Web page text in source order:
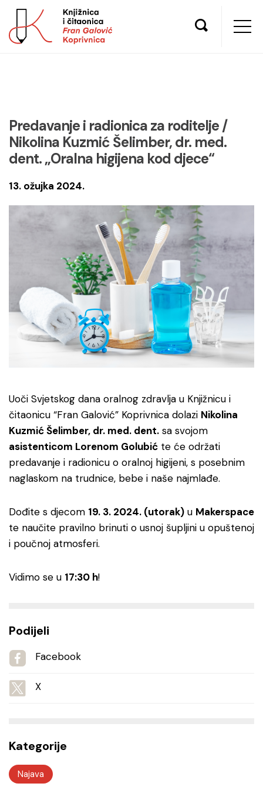
Predavanje i radionica za roditelje /
Nikolina Kuzmić Šelimber, dr. med.
dent. „Oralna higijena kod djece“
13. ožujka 2024.
Uoči Svjetskog dana oralnog zdravlja u Knjižnicu i
čitaonicu “Fran Galović” Koprivnica dolazi Nikolina
Kuzmić Šelimber, dr. med. dent. sa svojom
asistenticom Lorenom Golubić te će održati
predavanje i radionicu o oralnoj higijeni, s posebnim
naglaskom na trudnice, bebe i naše najmlađe.
Dođite s djecom 19. 3. 2024. (utorak) u Makerspace
te naučite pravilno brinuti o usnoj šupljini u opuštenoj
i poučnoj atmosferi.
Vidimo se u 17:30 h!
Podijeli
Facebook
X
Kategorije
Najava